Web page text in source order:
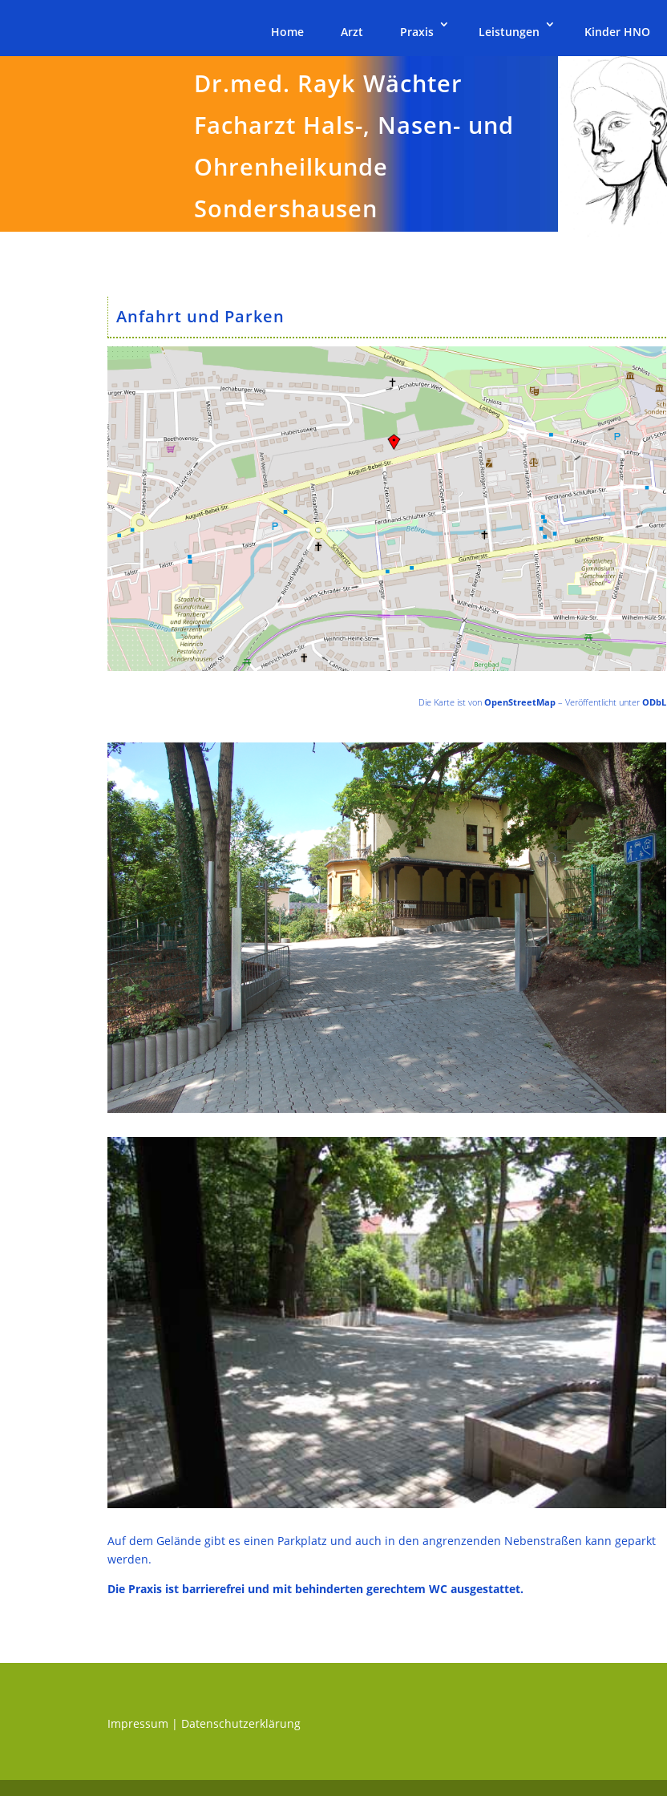
Home Arzt Praxis Leistungen Kinder HNO
Dr.med. Rayk Wächter
Facharzt Hals-, Nasen- und
Ohrenheilkunde
Sondershausen
Anfahrt und Parken
Die Karte ist vonOpenStreetMap – Veröffentlicht unterODbL
Auf dem Gelände gibt es einen Parkplatz und auch in den angrenzenden Nebenstraßen kann geparkt
werden.
Die Praxis ist barrierefrei und mit behinderten gerechtem WC ausgestattet.
Impressum | Datenschutzerklärung